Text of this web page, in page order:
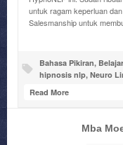
untuk ragam keperluan
Salesmanship untuk
Bahasa Pikiran,
hipnosis nlp, Neuro
Read More
Mba